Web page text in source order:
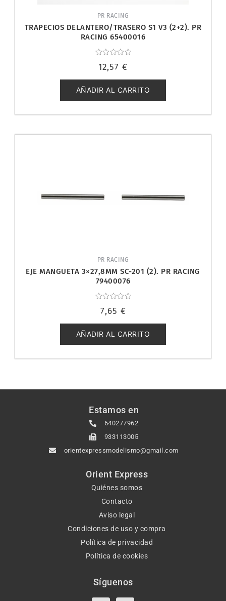
PR RACING
TRAPECIOS DELANTERO/TRASERO S1 V3 (2+2). PR
RACING 65400016
con
de
5
12,57 €
AÑADIR AL CARRITO
PR RACING
EJE MANGUETA 3×27,8MM SC-201 (2). PR RACING
79400076
con
de
5
7,65 €
AÑADIR AL CARRITO
Estamos en
640277962
933113005
orientexpressmodelismo@gmail.com
Orient Express
Quiénes somos
Contacto
Aviso legal
Condiciones de uso y compra
Política de privacidad
Política de cookies
Síguenos